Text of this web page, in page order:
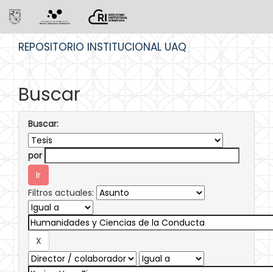
REPOSITORIO INSTITUCIONAL UAQ
Buscar
Buscar:
por
Filtros actuales: